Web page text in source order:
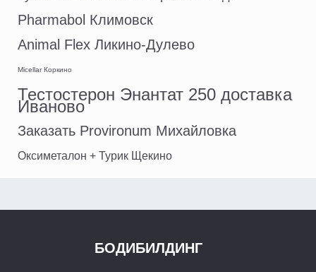
Pharmabol Климовск
Animal Flex Ликино-Дулево
Micellar Коркино
Тестостерон Энантат 250 доставка
Иваново
Заказать Provironum Михайловка
Оксиметалон + Турик Щекино
БОДИБИЛДИНГ